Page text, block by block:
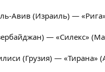
Авив (Израиль) —
— «Силекс»
(Грузия) — «Тирана»